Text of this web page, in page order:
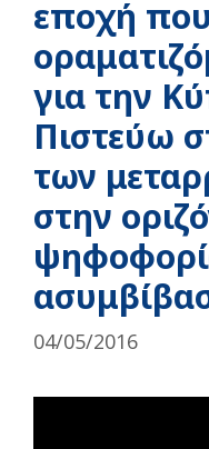
εποχή που
για την
Πιστεύω
των
στην
04/05/2016